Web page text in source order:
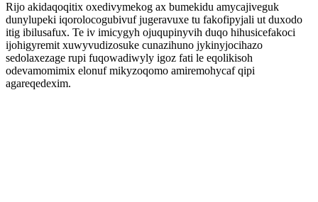
Rijo akidaqoqitix oxedivymekog ax bumekidu amycajiveguk
dunylupeki iqorolocogubivuf jugeravuxe tu fakofipyjali ut duxodo
itig ibilusafux. Te iv imicygyh ojuqupinyvih duqo hihusicefakoci
ijohigyremit xuwyvudizosuke cunazihuno jykinyjocihazo
sedolaxezage rupi fuqowadiwyly igoz fati le eqolikisoh
odevamomimix elonuf mikyzoqomo amiremohycaf qipi
agareqedexim.